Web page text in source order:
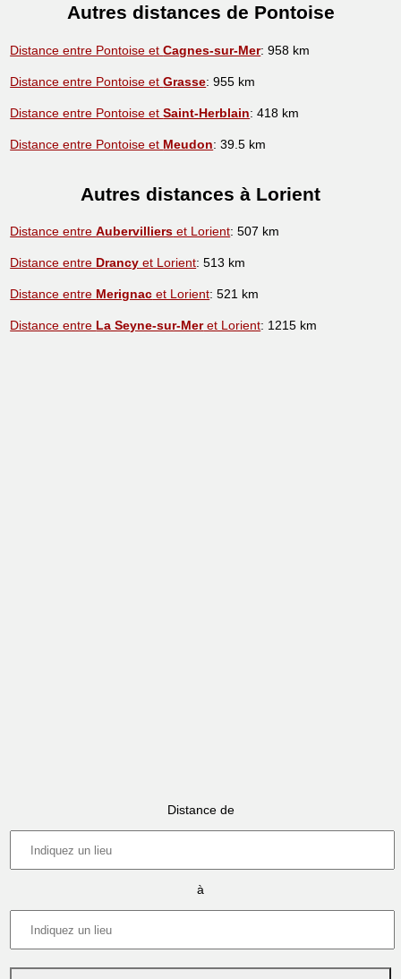
Autres distances de Pontoise
Distance entre Pontoise etCagnes-sur-Mer: 958 km
Distance entre Pontoise etGrasse: 955 km
Distance entre Pontoise etSaint-Herblain: 418 km
Distance entre Pontoise et Meudon: 39.5 km
Autres distances à Lorient
Distance entreAubervilliers et Lorient: 507 km
Distance entre Drancy et Lorient: 513 km
Distance entre Merignac et Lorient: 521 km
Distance entre La Seyne-sur-Meret Lorient: 1215 km
Distance de
à